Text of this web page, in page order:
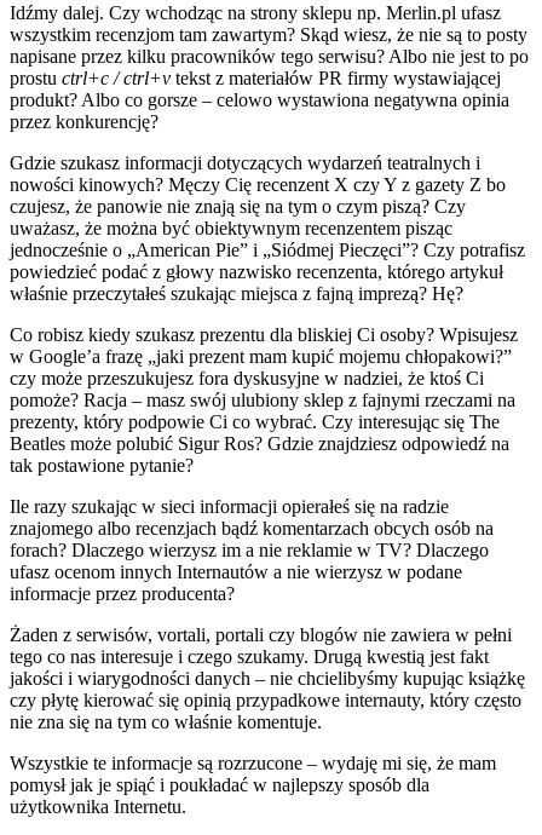
Idźmy dalej. Czy wchodząc na strony sklepu np. Merlin.pl ufasz
wszystkim recenzjom tam zawartym? Skąd wiesz, że nie są to posty
napisane przez kilku pracowników tego serwisu? Albo nie jest to po
prostu ctrl+c / ctrl+v tekst z materiałów PR firmy wystawiającej
produkt? Albo co gorsze – celowo wystawiona negatywna opinia
przez konkurencję?
Gdzie szukasz informacji dotyczących wydarzeń teatralnych i
nowości kinowych? Męczy Cię recenzent X czy Y z gazety Z bo
czujesz, że panowie nie znają się na tym o czym piszą? Czy
uważasz, że można być obiektywnym recenzentem pisząc
jednocześnie o „American Pie” i „Siódmej Pieczęci”? Czy potrafisz
powiedzieć podać z głowy nazwisko recenzenta, którego artykuł
właśnie przeczytałeś szukając miejsca z fajną imprezą? Hę?
Co robisz kiedy szukasz prezentu dla bliskiej Ci osoby? Wpisujesz
w Google’a frazę „jaki prezent mam kupić mojemu chłopakowi?”
czy może przeszukujesz fora dyskusyjne w nadziei, że ktoś Ci
pomoże? Racja – masz swój ulubiony sklep z fajnymi rzeczami na
prezenty, który podpowie Ci co wybrać. Czy interesując się The
Beatles może polubić Sigur Ros? Gdzie znajdziesz odpowiedź na
tak postawione pytanie?
Ile razy szukając w sieci informacji opierałeś się na radzie
znajomego albo recenzjach bądź komentarzach obcych osób na
forach? Dlaczego wierzysz im a nie reklamie w TV? Dlaczego
ufasz ocenom innych Internautów a nie wierzysz w podane
informacje przez producenta?
Żaden z serwisów, vortali, portali czy blogów nie zawiera w pełni
tego co nas interesuje i czego szukamy. Drugą kwestią jest fakt
jakości i wiarygodności danych – nie chcielibyśmy kupując książkę
czy płytę kierować się opinią przypadkowe internauty, który często
nie zna się na tym co właśnie komentuje.
Wszystkie te informacje są rozrzucone – wydaję mi się, że mam
pomysł jak je spiąć i poukładać w najlepszy sposób dla
użytkownika Internetu.